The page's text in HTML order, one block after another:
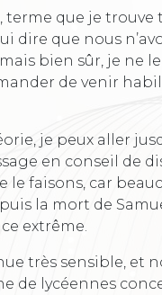
terme que je trouve
dire que nous
bien sûr, je ne
de venir
je peux aller
en conseil de
le faisons, car
la mort de
extrême.
très sensible, et
de lycéennes